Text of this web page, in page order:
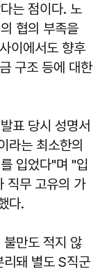
는 점이다. 노
협의 부족을
이에서도 향후
구조 등에 대한
표 당시 성명서
라는 최소한의
입었다"며 "입
직무 고유의 가
다.
만도 적지 않
돼 별도 S직군